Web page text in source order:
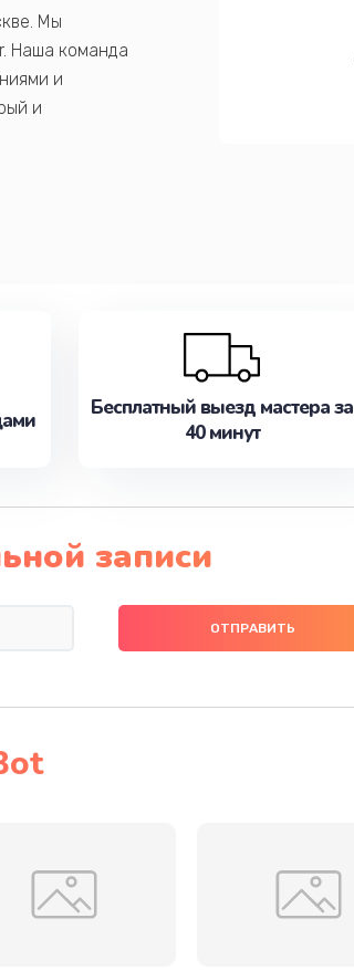
Мы
Наша команда
и
и
а также
их
уже
Бесплатный выезд мастера за
40 минут
записи